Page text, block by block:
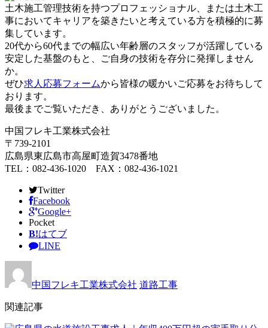
土木施工管理技術を持つプロフェッショナル、または土木工
事においてキャリアを築きたいと考えている方を積極的に募
集しています。
20代から60代までの幅広い年齢層のスタッフが活躍している
安定した基盤のもと、ご自身の技術を存分に発揮しません
か。
ぜひ求人応募フォームから皆様の暖かいご応募をお待ちして
おります。
最後までご覧いただき、ありがとうございました。
中国フレキ工業株式会社
〒739-2101
広島県東広島市高屋町造賀3478番地
TEL：082-436-1020 FAX：082-436-1021
Twitter
Facebook
Google+
Pocket
B!はてブ
LINE
中国フレキ工業株式会社 道路工事
関連記事